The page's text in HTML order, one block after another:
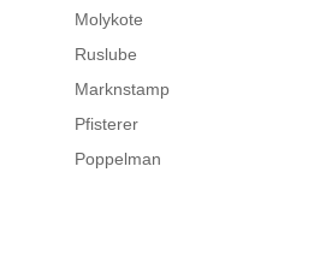
Molykote
Ruslube
Marknstamp
Pfisterer
Poppelman